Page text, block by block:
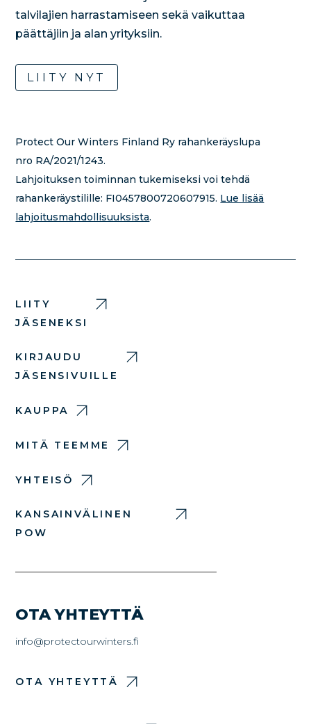
talvilajien harrastamiseen sekä vaikuttaa
päättäjiin ja alan yrityksiin.
LIITY NYT
Protect Our Winters Finland Ry rahankeräyslupa
nro RA/2021/1243.
Lahjoituksen toiminnan tukemiseksi voi tehdä
rahankeräystilille: FI0457800720607915. Lue lisää
lahjoitusmahdollisuuksista.
LIITY
JÄSENEKSI
KIRJAUDU
JÄSENSIVUILLE
KAUPPA
MITÄ TEEMME
YHTEISÖ
KANSAINVÄLINEN
POW
OTA YHTEYTTÄ
info@protectourwinters.fi
OTA YHTEYTTÄ